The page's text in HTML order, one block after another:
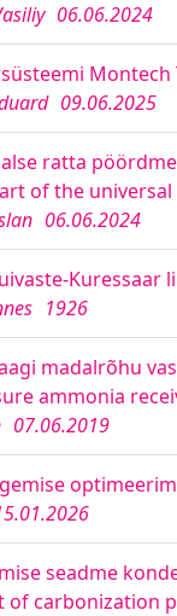
06.06.2024
09.06.2025
ratta
of the
06.06.2024
Kuressaar
1926
madalrõhu
ammonia
07.06.2019
seadme
carbonization